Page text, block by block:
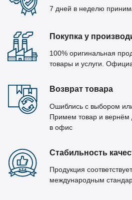
7 дней в неделю
Покупка у
100% оригинальная
товары и услуги.
Возврат товара
Ошиблись с выбором
Примем товар и вернём
в офис
Стабильность
Продукция
международным